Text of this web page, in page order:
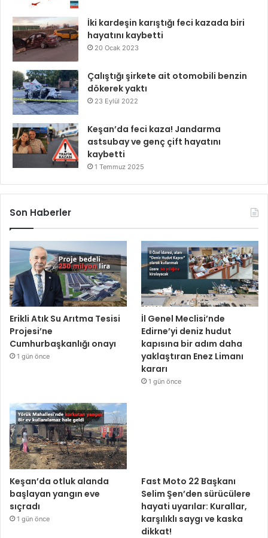
İki kardeşin karıştığı feci kazada biri
hayatını kaybetti
20 Ocak 2023
Çalıştığı şirkete ait otomobili benzin
dökerek yaktı
23 Eylül 2022
Keşan’da feci kaza! Jandarma
astsubay ve genç çift hayatını
kaybetti
1 Temmuz 2025
Son Haberler
Erikli Atık Su Arıtma Tesisi
Projesi’ne
Cumhurbaşkanlığı onayı
1 gün önce
İl Genel Meclisi’nde
Edirne’yi deniz hudut
kapısına bir adım daha
yaklaştıran Enez Limanı
kararı
1 gün önce
Keşan’da otluk alanda
başlayan yangın eve
sıçradı
1 gün önce
Fast Moto 22 Başkanı
Selim Şen’den sürücülere
hayati uyarılar: Kurallar,
karşılıklı saygı ve kaska
dikkat!